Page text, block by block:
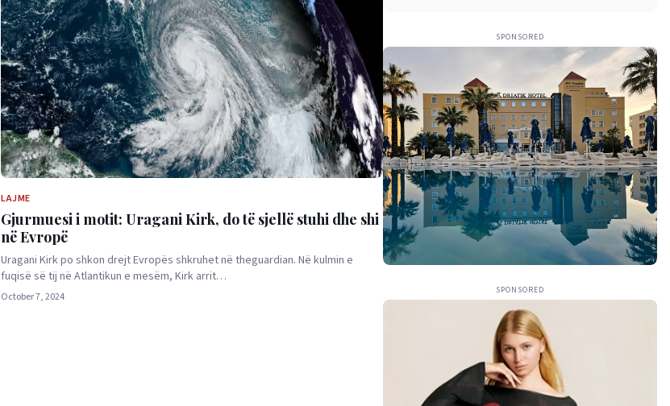
LAJME
Gjurmuesi i motit: Uragani Kirk, do të sjellë stuhi dhe shi
në Evropë
Uragani Kirk po shkon drejt Evropës shkruhet në theguardian. Në kulmin e
fuqisë së tij në Atlantikun e mesëm, Kirk arrit…
October 7, 2024
SPONSORED
SPONSORED